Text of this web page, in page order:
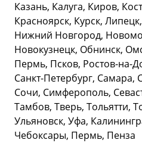
Казань, Калуга, Киров,
Красноярск, Курск,
Нижний Новгород,
Новокузнецк, Обнинск,
Пермь, Псков, Ростов-на-
Санкт-Петербург, Самара,
Сочи, Симферополь,
Тамбов, Тверь, Тольятти,
Ульяновск, Уфа,
Чебоксары, Пермь, Пенза